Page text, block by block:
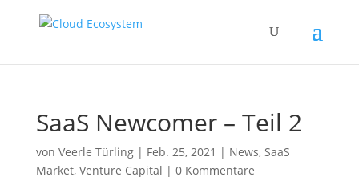
SaaS Newcomer – Teil 2
von Veerle Türling| Feb. 25, 2021 | News, SaaS
Market, Venture Capital | 0 Kommentare